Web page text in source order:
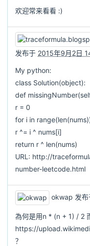
欢迎常来看看 :)
发布于 2015年9月2日
My python:
class Solution(object):
def
r = 0
for i in
r ^= i ^ nums[i]
return r ^ len(nums)
URL: http://
number-leetcode.html
okwap 发
為何是用n * (n + 1) / 2
https://
？